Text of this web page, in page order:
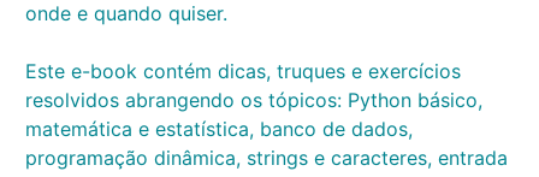
onde e quando quiser.
Este e-book contém dicas, truques e exercícios
resolvidos abrangendo os tópicos: Python básico,
matemática e estatística, banco de dados,
programação dinâmica, strings e caracteres, entrada